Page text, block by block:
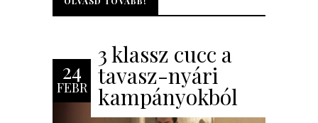
24
FEBR
3 klassz cucc a
tavasz-nyári
kampányokból